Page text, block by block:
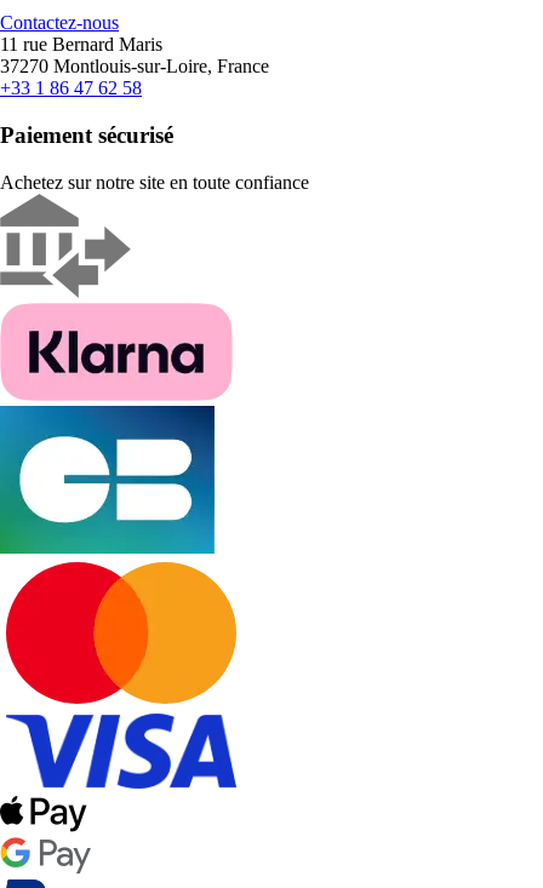
Contactez-nous
11 rue Bernard Maris
37270 Montlouis-sur-Loire, France
+33 1 86 47 62 58
Paiement sécurisé
Achetez sur notre site en toute confiance